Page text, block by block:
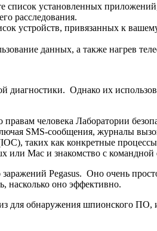
установленных
расследования.
устройств, привязанных к
данных, а также нагрев
диагностики. Однако их
человека Лаборатории
SMS-сообщения, журналы
таких как конкретные
Mac и знакомство с командной
Pegasus. Оно очень
насколько оно эффективно.
для обнаружения шпионского